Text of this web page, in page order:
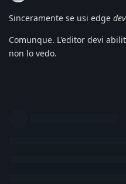
Sinceramente se usi edge
Comunque. L'editor devi
non lo vedo.